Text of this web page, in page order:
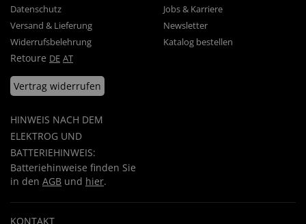
Datenschutz
Versand & Lieferung
Widerrufsbelehrung
Retoure DE AT
Vertrag widerrufen
HINWEIS NACH DEM
ELEKTROG UND
BATTERIEHINWEIS:
Batteriehinweise finden Sie
in den AGB und hier.
Jobs & Karriere
Newsletter
Katalog bestellen
KONTAKT